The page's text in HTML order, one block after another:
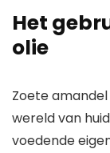
Het
olie
Zoete
wereld van
voedende